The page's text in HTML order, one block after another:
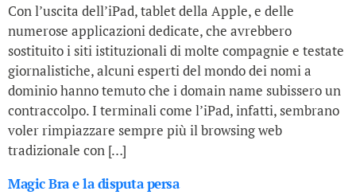
Con l’uscita dell’iPad, tablet della Apple, e delle
numerose applicazioni dedicate, che avrebbero
sostituito i siti istituzionali di molte compagnie e testate
giornalistiche, alcuni esperti del mondo dei nomi a
dominio hanno temuto che i domain name subissero un
contraccolpo. I terminali come l’iPad, infatti, sembrano
voler rimpiazzare sempre più il browsing web
tradizionale con […]
Magic Bra e la disputa persa